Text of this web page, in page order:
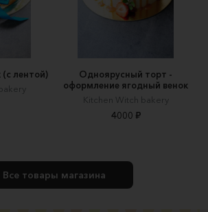
лентой)
Одноярусный торт -
оформление ягодный венок
Kitchen Witch bakery
4000 ₽
Все товары магазина